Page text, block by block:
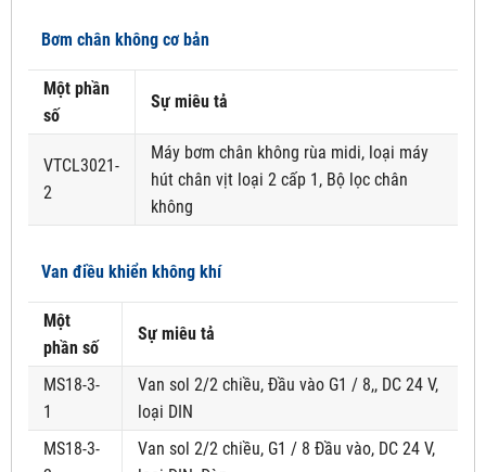
Bơm chân không cơ bản
Một phần
số
Sự miêu tả
VTCL3021-
2
Máy bơm chân không rùa midi, loại máy
hút chân vịt loại 2 cấp 1, Bộ lọc chân
không
Van điều khiển không khí
Một
phần số
Sự miêu tả
MS18-3-
1
Van sol 2/2 chiều, Đầu vào G1 / 8,, DC 24 V,
loại DIN
MS18-3-
Van sol 2/2 chiều, G1 / 8 Đầu vào, DC 24 V,